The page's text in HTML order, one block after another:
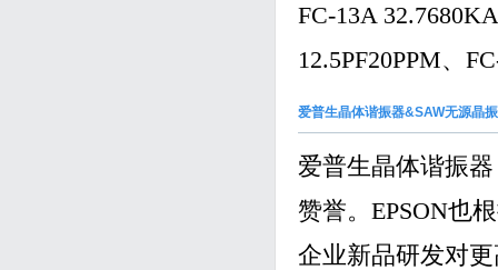
FC-13A
12.5PF20PPM、
爱普生晶体谐振器&SAW无源晶
爱普生晶体谐振
赞誉。EPSON也
企业新品研发对